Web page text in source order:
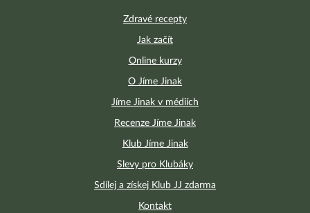
Zdravé recepty
Jak začít
Online kurzy
O Jíme Jinak
Jíme Jinak v médiích
Recenze Jíme Jinak
Klub Jíme Jinak
Slevy pro Klubáky
Sdílej a získej Klub JJ zdarma
Kontakt